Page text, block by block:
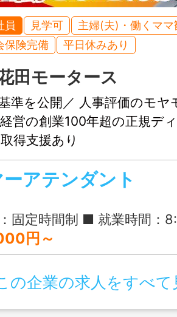
員 見学可
主婦(夫)・働くママ
保険完備
平日休みあり
田モータース
準を公開／ 人事評価のモ
営の創業100年超の正規デ
得支援あり
アテンダント
制 ■ 就業時間：8:30-18:00 ■ 実働時間：8
円～
の企業の求人をすべて